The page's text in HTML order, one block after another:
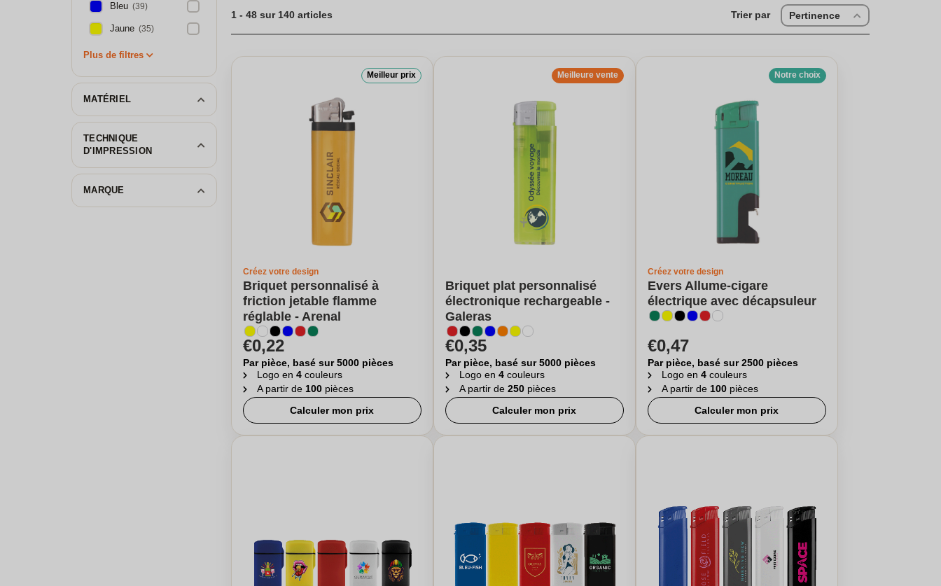
Bleu (39)
Jaune (35)
Plus de filtres
MATÉRIEL
TECHNIQUE
D'IMPRESSION
MARQUE
1 - 48 sur 140 articles Trier par Pertinence
Meilleur prix
Créez votre design
Briquet personnalisé à
friction jetable flamme
réglable - Arenal
€0,22
Par pièce, basé sur 5000 pièces
Logo en 4 couleurs
A partir de 100 pièces
Calculer mon prix
Meilleure vente
Briquet plat personnalisé
électronique rechargeable -
Galeras
€0,35
Par pièce, basé sur 5000 pièces
Logo en 4couleurs
A partir de 250pièces
Calculer mon prix
Notre choix
Créez votre design
Evers Allume-cigare
électrique avec décapsuleur
€0,47
Par pièce, basé sur 2500 pièces
Logo en 4couleurs
A partir de 100pièces
Calculer mon prix